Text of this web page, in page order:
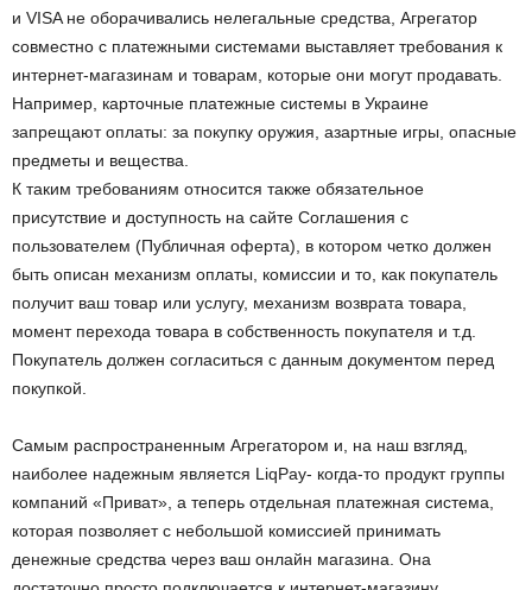
и VISA не оборачивались нелегальные средства, Агрегатор
совместно с платежными системами выставляет требования к
интернет-магазинам и товарам, которые они могут продавать.
Например, карточные платежные системы в Украине
запрещают оплаты: за покупку оружия, азартные игры, опасные
предметы и вещества.
К таким требованиям относится также обязательное
присутствие и доступность на сайте Соглашения с
пользователем (Публичная оферта), в котором четко должен
быть описан механизм оплаты, комиссии и то, как покупатель
получит ваш товар или услугу, механизм возврата товара,
момент перехода товара в собственность покупателя и т.д.
Покупатель должен согласиться с данным документом перед
покупкой.
Самым распространенным Агрегатором и, на наш взгляд,
наиболее надежным является LiqPay- когда-то продукт группы
компаний «Приват», а теперь отдельная платежная система,
которая позволяет с небольшой комиссией принимать
денежные средства через ваш онлайн магазина. Она